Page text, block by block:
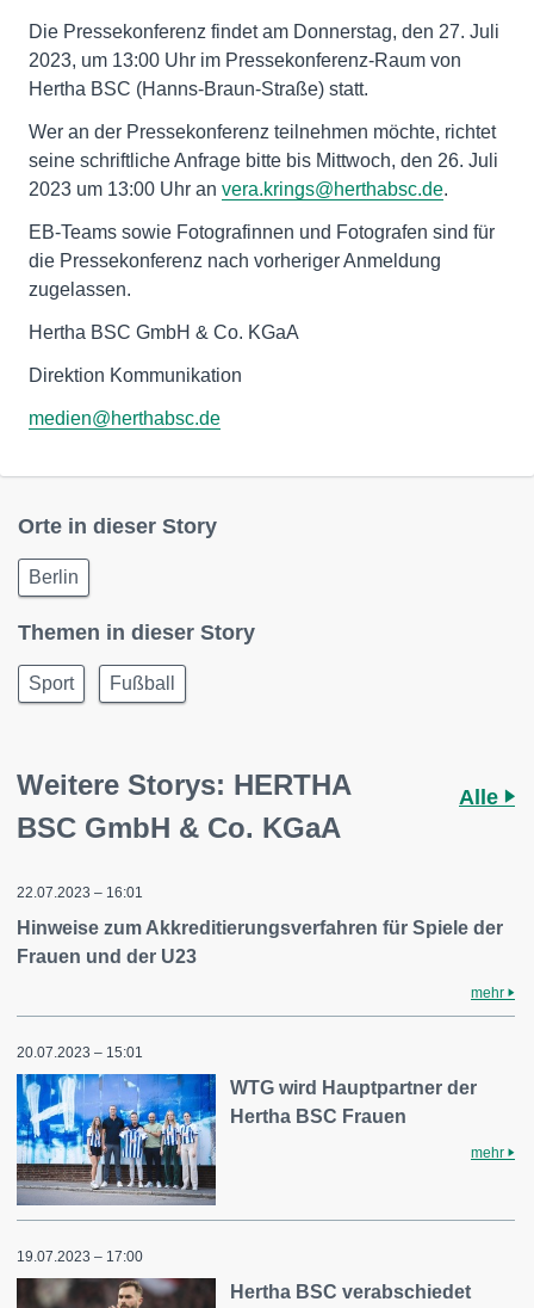
Die Pressekonferenz findet am Donnerstag, den 27. Juli
2023, um 13:00 Uhr im Pressekonferenz-Raum von
Hertha BSC (Hanns-Braun-Straße) statt.
Wer an der Pressekonferenz teilnehmen möchte, richtet
seine schriftliche Anfrage bitte bis Mittwoch, den 26. Juli
2023 um 13:00 Uhr an vera.krings@herthabsc.de.
EB-Teams sowie Fotografinnen und Fotografen sind für
die Pressekonferenz nach vorheriger Anmeldung
zugelassen.
Hertha BSC GmbH & Co. KGaA
Direktion Kommunikation
medien@herthabsc.de
Orte in dieser Story
Berlin
Themen in dieser Story
Sport Fußball
Weitere Storys: HERTHA
BSC GmbH & Co. KGaA
Alle
22.07.2023 – 16:01
Hinweise zum Akkreditierungsverfahren für Spiele der
Frauen und der U23
mehr
20.07.2023 – 15:01
WTG wird Hauptpartner der
Hertha BSC Frauen
mehr
19.07.2023 – 17:00
Hertha BSC verabschiedet